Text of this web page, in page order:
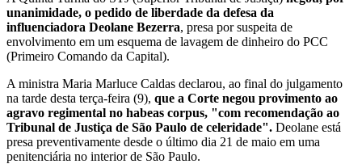
unanimidade, o pedido de liberdade da defesa da
influenciadora Deolane Bezerra, presa por suspeita de
envolvimento em um esquema de lavagem de dinheiro do PCC
(Primeiro Comando da Capital).
A ministra Maria Marluce Caldas declarou, ao final do julgamento
na tarde desta terça-feira (9), que a Corte negou provimento ao
agravo regimental no habeas corpus, "com recomendação ao
Tribunal de Justiça de São Paulo de celeridade". Deolane está
presa preventivamente desde o último dia 21 de maio em uma
penitenciária no interior de São Paulo.